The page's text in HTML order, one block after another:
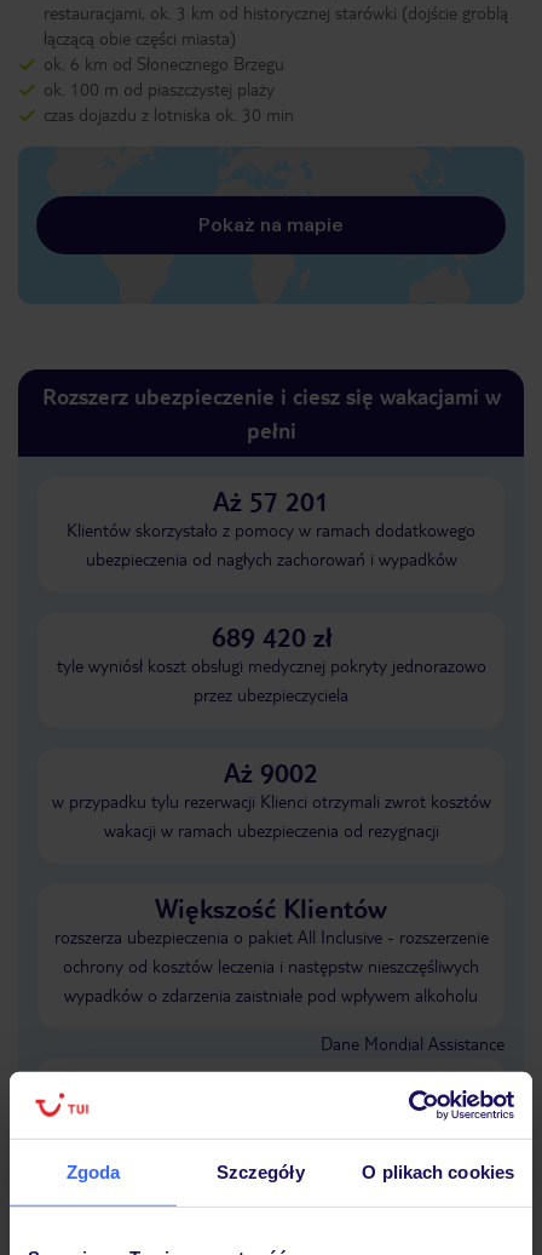
Zgoda Szczegóły O plikach cookies
restauracjami, ok. 3 km od historycznej starówki (dojście groblą
łączącą obie części miasta)
ok. 6 km od Słonecznego Brzegu
ok. 100 m od piaszczystej plaży
czas dojazdu z lotniska ok. 30 min
Pokaż na mapie
Rozszerz ubezpieczenie i ciesz się wakacjami w
pełni
Aż 57 201
Klientów skorzystało z pomocy w ramach dodatkowego
ubezpieczenia od nagłych zachorowań i wypadków
689 420 zł
tyle wyniósł koszt obsługi medycznej pokryty jednorazowo
przez ubezpieczyciela
Aż 9002
w przypadku tylu rezerwacji Klienci otrzymali zwrot kosztów
wakacji w ramach ubezpieczenia od rezygnacji
Większość Klientów
rozszerza ubezpieczenia o pakiet All Inclusive - rozszerzenie
ochrony od kosztów leczenia i następstw nieszczęśliwych
wypadków o zdarzenia zaistniałe pod wpływem alkoholu
Dane Mondial Assistance
Sprawdź szczegóły wariantów ochrony»